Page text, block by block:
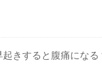
起きすると腹痛になる